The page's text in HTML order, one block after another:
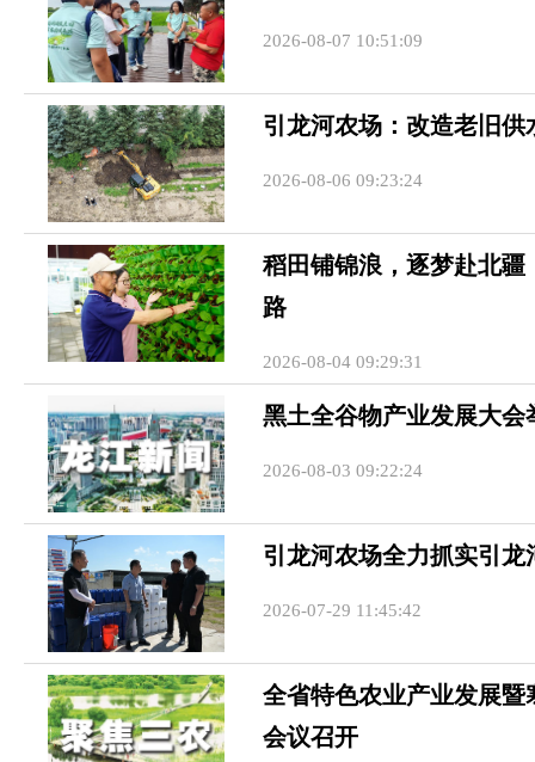
2026-08-07 10:51:09
引龙河农场：改造老旧
2026-08-06 09:23:24
稻田铺锦浪，逐梦赴北
路
2026-08-04 09:29:31
黑土全谷物产业发展大会
2026-08-03 09:22:24
引龙河农场全力抓实引
2026-07-29 11:45:42
全省特色农业产业发展暨
会议召开